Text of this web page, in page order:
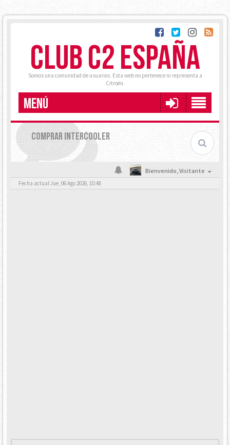
CLUB C2 ESPAÑA
Somos una comunidad de usuarios. Esta web no pertenece ni representa a
Citroën.
MENÚ
COMPRAR INTERCOOLER
Bienvenido,Visitante
Fecha actual Jue, 06 Ago 2026, 10:48